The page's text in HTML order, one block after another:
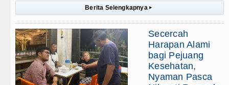
Berita Selengkapnya ▸
Secercah
Harapan Alami
bagi Pejuang
Kesehatan,
Nyaman Pasca